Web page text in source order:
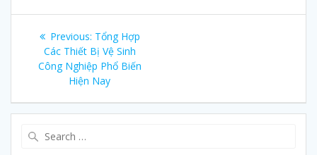
Post
navigation
Previous: Previous
post:
Tổng Hợp
Các Thiết Bị Vệ Sinh
Công Nghiệp Phổ Biến
Hiện Nay